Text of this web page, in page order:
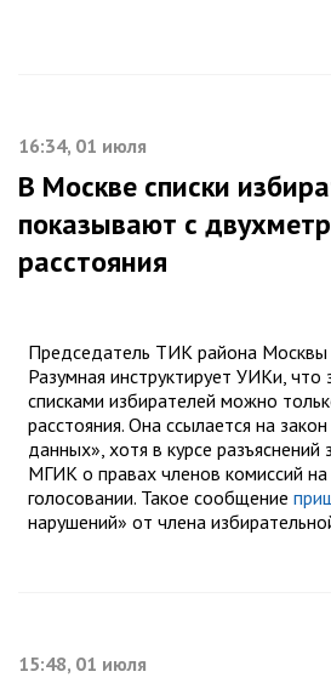
16:34, 01 июля
В Москве списки
показывают с
расстояния
Председатель ТИК района Москвы
Разумная инструктирует УИКи, что
списками избирателей можно
расстояния. Она ссылается на
данных», хотя в курсе разъяснений
МГИК о правах членов комиссий
голосовании. Такое сообщение
нарушений» от члена
15:48, 01 июля